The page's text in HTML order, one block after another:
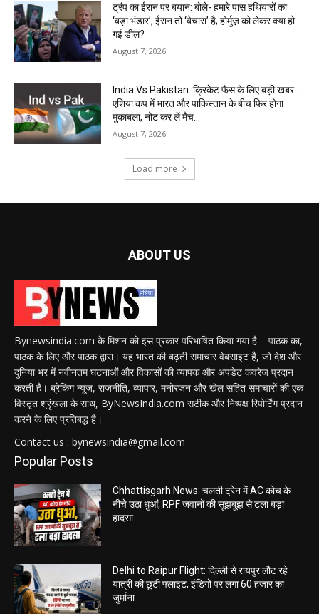
ट्रंप का ईरान पर बयान: बोले- हमारे पास हथियारों का
‘बड़ा भंडार’, ईरान तो ‘बेचारा’ है; होर्मुज़ को लेकर क्या हो
गई डील?
August 7, 2026
India Vs Pakistan: क्रिकेट फैंस के लिए बड़ी खबर…
एशिया कप में भारत और पाकिस्तान के बीच फिर होगा
मुकाबला, नोट कर लें मैच...
August 7, 2026
Load more
ABOUT US
Bynewsindia.com के मिशन को इस प्रकार परिभाषित किया गया है – पाठक का,
पाठक के लिए और पाठक द्वारा। यह भारत की बढ़ती समाचार वेबसाइट है, जो देश और
दुनिया भर में नवीनतम घटनाओं और विकासों की व्यापक और अपडेट कवरेज प्रदान
करती है। ब्रेकिंग न्यूज, राजनीति, व्यापार, मनोरंजन और खेल सहित समाचारों की एक
विस्तृत श्रृंखला के साथ, ByNewsIndia.com सटीक और निष्पक्ष रिपोर्टिंग प्रदान
करने के लिए प्रतिबद्ध है।
Contact us : bynewsindia@gmail.com
Popular Posts
Chhattisgarh News: चलती ट्रेन में AC कोच के
नीचे उठा धुआं, RPF जवानों की सूझबूझ से टला बड़ा
हादसा
Delhi to Raipur Flight: दिल्ली से रायपुर लौट रहे
यात्री की छूटी फ्लाइट, इंडिगो पर लगा 60 हजार का
जुर्माना